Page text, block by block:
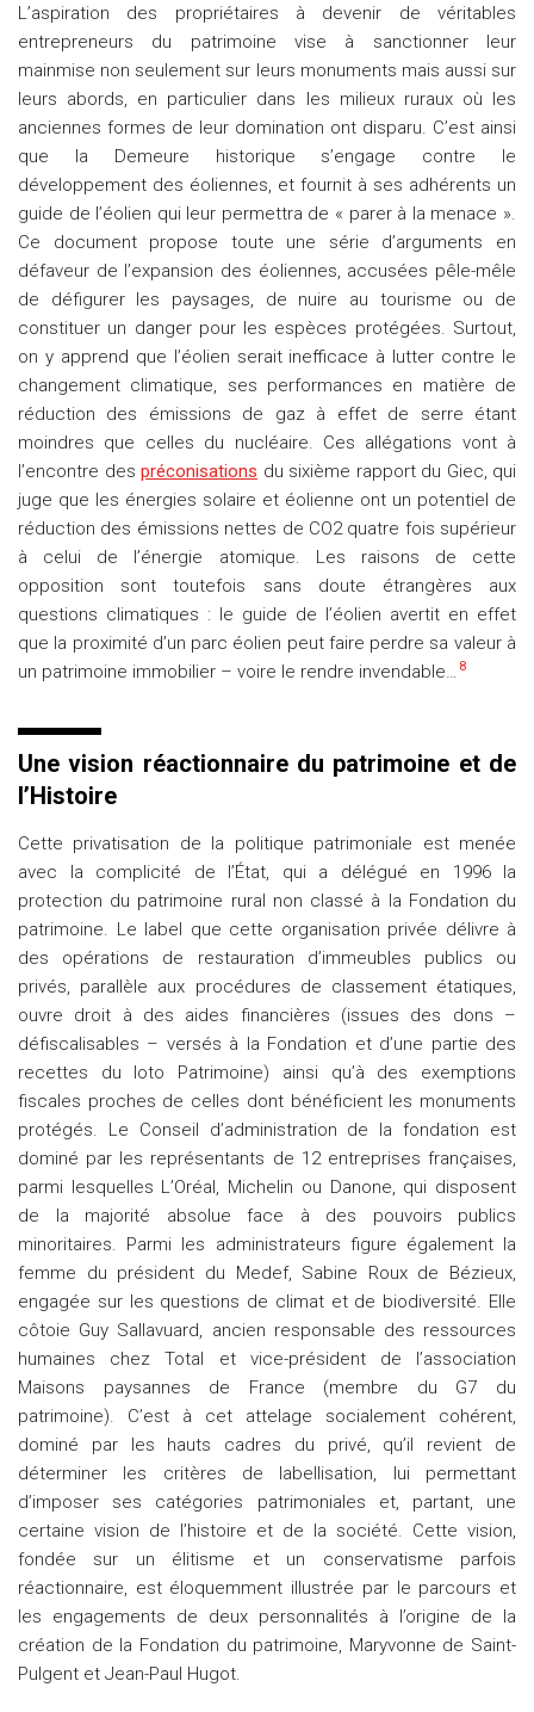
L’aspiration des propriétaires à devenir de véritables
entrepreneurs du patrimoine vise à sanctionner leur
mainmise non seulement sur leurs monuments mais aussi sur
leurs abords, en particulier dans les milieux ruraux où les
anciennes formes de leur domination ont disparu. C’est ainsi
que la Demeure historique s’engage contre le
développement des éoliennes, et fournit à ses adhérents un
guide de l’éolien qui leur permettra de « parer à la menace ».
Ce document propose toute une série d’arguments en
défaveur de l’expansion des éoliennes, accusées pêle-mêle
de défigurer les paysages, de nuire au tourisme ou de
constituer un danger pour les espèces protégées. Surtout,
on y apprend que l’éolien serait inefficace à lutter contre le
changement climatique, ses performances en matière de
réduction des émissions de gaz à effet de serre étant
moindres que celles du nucléaire. Ces allégations vont à
l’encontre des préconisations du sixième rapport du Giec, qui
juge que les énergies solaire et éolienne ont un potentiel de
réduction des émissions nettes de CO2 quatre fois supérieur
à celui de l’énergie atomique. Les raisons de cette
opposition sont toutefois sans doute étrangères aux
questions climatiques : le guide de l’éolien avertit en effet
que la proximité d’un parc éolien peut faire perdre sa valeur à
un patrimoine immobilier – voire le rendre invendable… 8
Une vision réactionnaire du patrimoine et de
l’Histoire
Cette privatisation de la politique patrimoniale est menée
avec la complicité de l’État, qui a délégué en 1996 la
protection du patrimoine rural non classé à la Fondation du
patrimoine. Le label que cette organisation privée délivre à
des opérations de restauration d’immeubles publics ou
privés, parallèle aux procédures de classement étatiques,
ouvre droit à des aides financières (issues des dons –
défiscalisables – versés à la Fondation et d’une partie des
recettes du loto Patrimoine) ainsi qu’à des exemptions
fiscales proches de celles dont bénéficient les monuments
protégés. Le Conseil d’administration de la fondation est
dominé par les représentants de 12 entreprises françaises,
parmi lesquelles L’Oréal, Michelin ou Danone, qui disposent
de la majorité absolue face à des pouvoirs publics
minoritaires. Parmi les administrateurs figure également la
femme du président du Medef, Sabine Roux de Bézieux,
engagée sur les questions de climat et de biodiversité. Elle
côtoie Guy Sallavuard, ancien responsable des ressources
humaines chez Total et vice-président de l’association
Maisons paysannes de France (membre du G7 du
patrimoine). C’est à cet attelage socialement cohérent,
dominé par les hauts cadres du privé, qu’il revient de
déterminer les critères de labellisation, lui permettant
d’imposer ses catégories patrimoniales et, partant, une
certaine vision de l’histoire et de la société. Cette vision,
fondée sur un élitisme et un conservatisme parfois
réactionnaire, est éloquemment illustrée par le parcours et
les engagements de deux personnalités à l’origine de la
création de la Fondation du patrimoine, Maryvonne de Saint-
Pulgent et Jean-Paul Hugot.